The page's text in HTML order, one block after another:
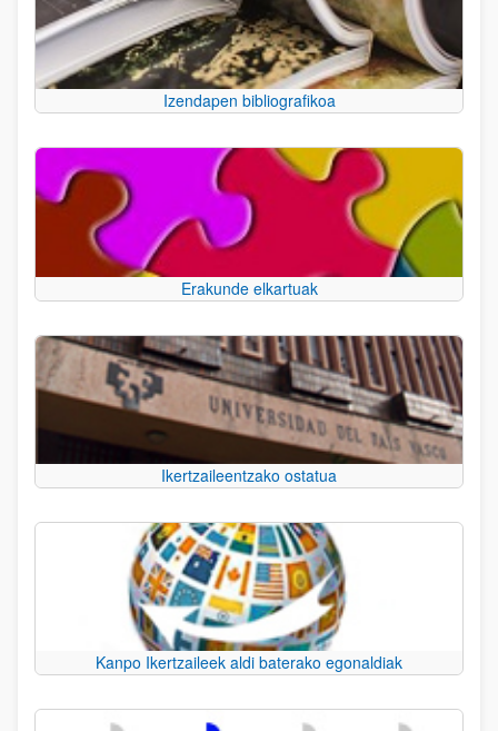
Izendapen bibliografikoa
Erakunde elkartuak
Ikertzaileentzako ostatua
Kanpo Ikertzaileek aldi baterako egonaldiak